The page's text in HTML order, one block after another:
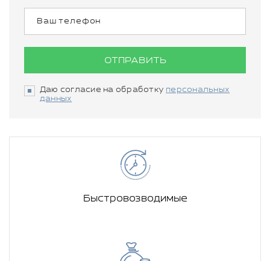
ОТПРАВИТЬ
Даю согласие на обработку персональных
данных
Быстровозводимые